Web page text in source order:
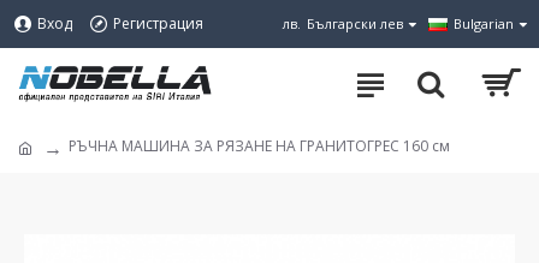
Вход Регистрация лв. Български лев Bulgarian
РЪЧНА МАШИНА ЗА РЯЗАНЕ НА ГРАНИТОГРЕС 160 см